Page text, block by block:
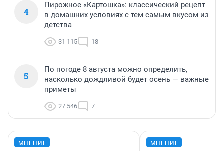
4
Пирожное «Картошка»: классический рецепт
в домашних условиях с тем самым вкусом из
детства
31 115 18
5
По погоде 8 августа можно определить,
насколько дождливой будет осень — важные
приметы
27 546 7
МНЕНИЕ МНЕНИЕ